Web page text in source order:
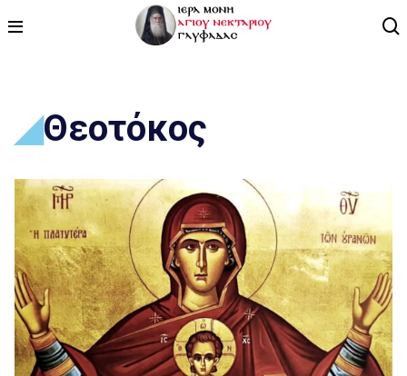
ΠΡΟΓΡΑΜΜΑ
ΒΙΝΤΕΟ
ΑΡΘΡΟΓΡΑΦΙΑ
ΑΓΙΟΛΟΓΙΟ - ΒΙΟΙ ΑΓΙΩΝ
ΕΠΙΚΟΙΝΩΝΙΑ
Θεοτόκος